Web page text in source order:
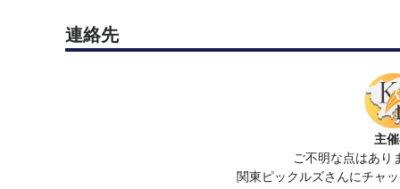
②第二回ミニ大会(2025年8月30日)
③第三回ミニ大会(2025年9月18日)
④結束力最強団体は我々だ！主催チームによる団体
・ショッピングモールでの催事場体験会イベント
・久喜市小中学校への出前授業
連絡先
主
ご不明な点はあり
関東ピックルズさんにチャ